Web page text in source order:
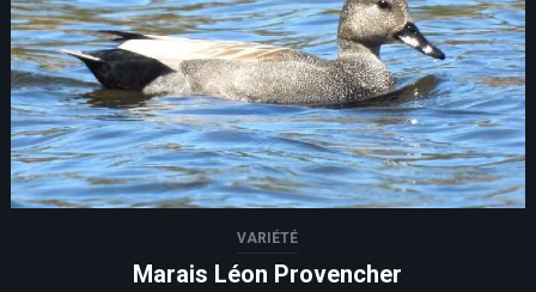
VARIÉTÉ
Marais Léon Provencher